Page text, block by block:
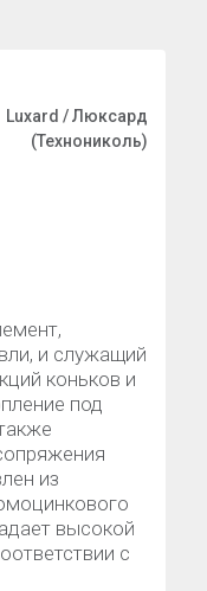
Luxard / Люксард
(Технониколь)
и служащий
коньков и
под
из
высокой
с